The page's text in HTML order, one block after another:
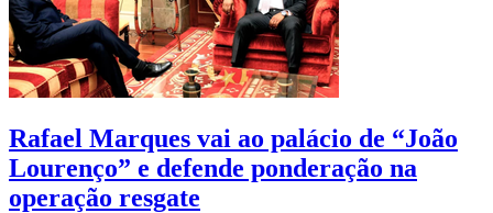
Rafael Marques vai ao palácio de “João
Lourenço” e defende ponderação na
operação resgate